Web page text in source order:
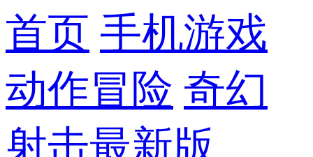
首页 手机游戏
动作冒险 奇幻
射击最新版